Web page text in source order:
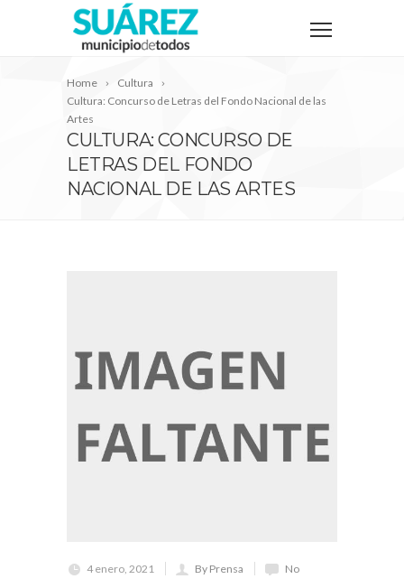
Home
Cultura
Cultura: Concurso de Letras del Fondo Nacional de las
Artes
CULTURA: CONCURSO DE
LETRAS DEL FONDO
NACIONAL DE LAS ARTES
4 enero, 2021 By Prensa
No